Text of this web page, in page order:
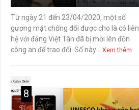
Từ ngày 21 đến 23/04/2020, một số
gương mặt chống đối được cho là có liên
hệ với đảng Việt Tân đã bị mời lên đồn
công an để trao đổi. Số này...
Xem thêm
8